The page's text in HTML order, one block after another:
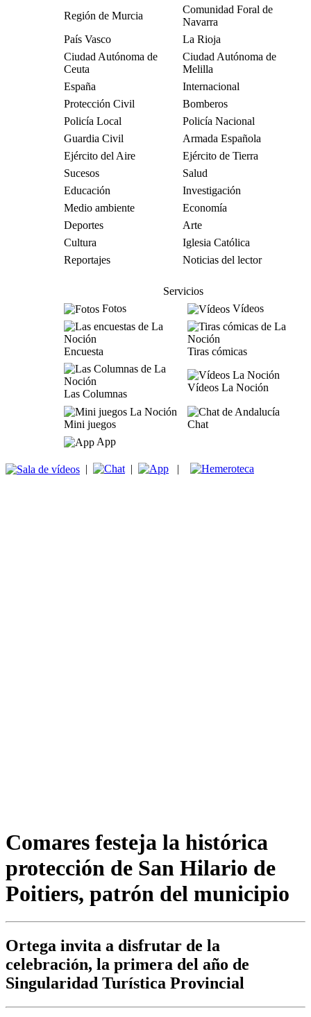
Región de Murcia
Comunidad Foral de
Navarra
País Vasco
La Rioja
Ciudad Autónoma de
Ceuta
Ciudad Autónoma de
Melilla
España
Internacional
Protección Civil
Bomberos
Policía Local
Policía Nacional
Guardia Civil
Armada Española
Ejército del Aire
Ejército de Tierra
Sucesos
Salud
Educación
Investigación
Medio ambiente
Economía
Deportes
Arte
Cultura
Iglesia Católica
Reportajes
Noticias del lector
Servicios
Fotos
Vídeos
Encuesta Tiras cómicas
Las Columnas
Vídeos La Noción
Mini juegos
Chat
App
| | |
Comares festeja la histórica
protección de San Hilario de
Poitiers, patrón del municipio
Ortega invita a disfrutar de la
celebración, la primera del año de
Singularidad Turística Provincial